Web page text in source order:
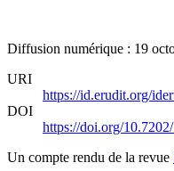
Diffusion numérique : 19
URI
https://id.erudit.org/
DOI
https://doi.org/
Un compte rendu de la revue